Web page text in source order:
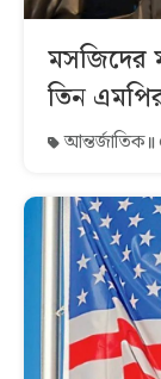
মসজিদের
তিন
আন্তর্জাতিক